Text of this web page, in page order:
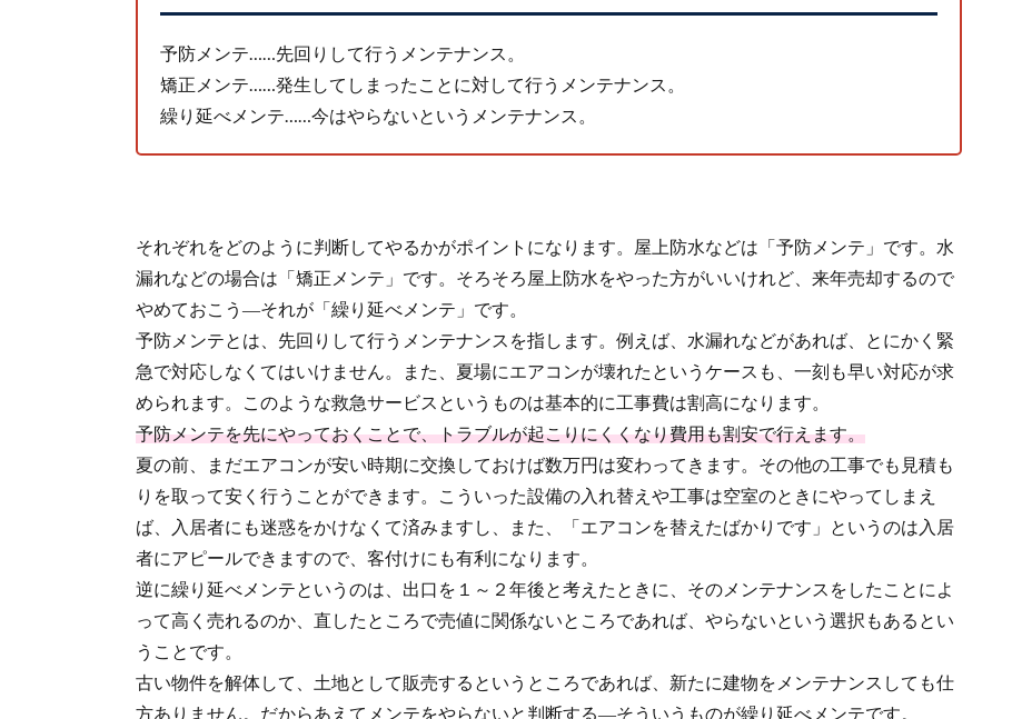
予防メンテ……先回りして行うメンテナンス。
矯正メンテ……発生してしまったことに対して行うメンテナンス。
繰り延べメンテ……今はやらないというメンテナンス。
それぞれをどのように判断してやるかがポイントになります。屋上防水などは「予防メンテ」です。水
漏れなどの場合は「矯正メンテ」です。そろそろ屋上防水をやった方がいいけれど、来年売却するので
やめておこう―それが「繰り延べメンテ」です。
予防メンテとは、先回りして行うメンテナンスを指します。例えば、水漏れなどがあれば、とにかく緊
急で対応しなくてはいけません。また、夏場にエアコンが壊れたというケースも、一刻も早い対応が求
められます。このような救急サービスというものは基本的に工事費は割高になります。
予防メンテを先にやっておくことで、トラブルが起こりにくくなり費用も割安で行えます。
夏の前、まだエアコンが安い時期に交換しておけば数万円は変わってきます。その他の工事でも見積も
りを取って安く行うことができます。こういった設備の入れ替えや工事は空室のときにやってしまえ
ば、入居者にも迷惑をかけなくて済みますし、また、「エアコンを替えたばかりです」というのは入居
者にアピールできますので、客付けにも有利になります。
逆に繰り延べメンテというのは、出口を１～２年後と考えたときに、そのメンテナンスをしたことによ
って高く売れるのか、直したところで売値に関係ないところであれば、やらないという選択もあるとい
うことです。
古い物件を解体して、土地として販売するというところであれば、新たに建物をメンテナンスしても仕
方ありません。だからあえてメンテをやらないと判断する―そういうものが繰り延べメンテです。